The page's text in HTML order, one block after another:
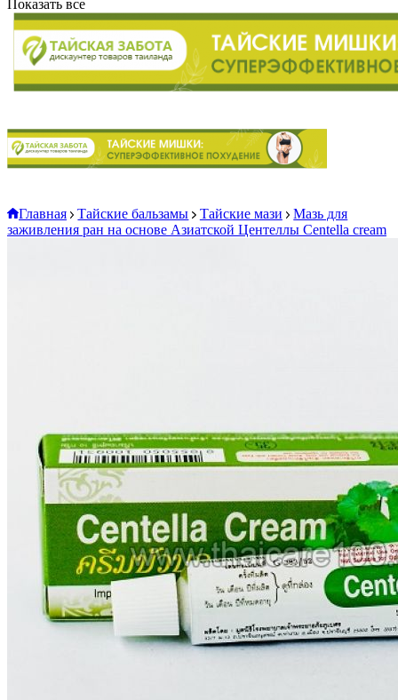
Показать все
Главная Тайские бальзамы Тайские мази
Мазь для
заживления ран на основе Азиатской Центеллы Centella cream